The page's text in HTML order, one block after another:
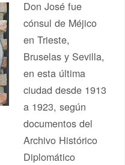
Don José fue
cónsul de Méjico
en Trieste,
Bruselas y Sevilla,
en esta última
ciudad desde 1913
a 1923, según
documentos del
Archivo Histórico
Diplomático